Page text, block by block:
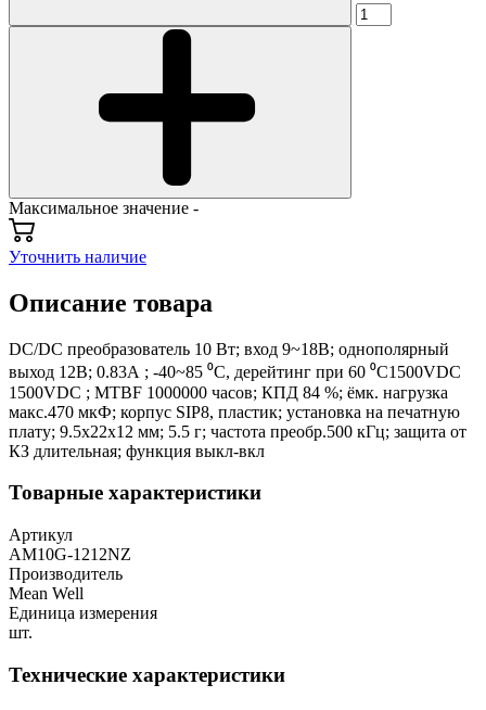
Максимальное значение -
Уточнить наличие
Описание товара
DC/DC преобразователь 10 Вт; вход 9~18В; однополярный
выход 12В; 0.83А ; -40~85 ⁰C, дерейтинг при 60 ⁰C1500VDC
1500VDC ; MTBF 1000000 часов; КПД 84 %; ёмк. нагрузка
макс.470 мкФ; корпус SIP8, пластик; установка на печатную
плату; 9.5x22x12 мм; 5.5 г; частота преобр.500 кГц; защита от
КЗ длительная; функция выкл-вкл
Товарные характеристики
Артикул
AM10G-1212NZ
Производитель
Mean Well
Единица измерения
шт.
Технические характеристики